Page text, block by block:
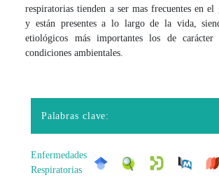
respiratorias tienden a ser mas frecuentes en el
y están presentes a lo largo de la vida,
etiológicos más importantes los de
condiciones ambientales.
Palabras clave:
Enfermedades
Respiratorias